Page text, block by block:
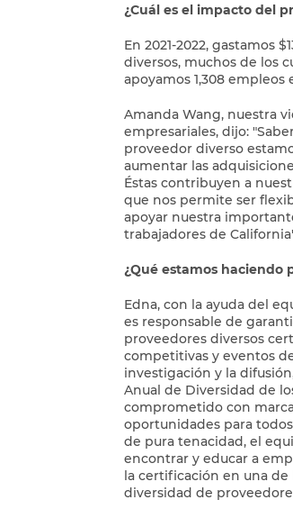
¿Cuál es el impacto del
En 2021-2022, gastamos
diversos, muchos de los
apoyamos 1,308 empleos
Amanda Wang, nuestra
empresariales, dijo:
proveedor diverso
aumentar las
Éstas contribuyen a
que nos permite ser
apoyar nuestra
trabajadores de
¿Qué estamos haciendo
Edna, con la ayuda del
es responsable de
proveedores diversos
competitivas y eventos
investigación y la
Anual de Diversidad de
comprometido con
oportunidades para
de pura tenacidad, el
encontrar y educar a
la certificación en una de
diversidad de